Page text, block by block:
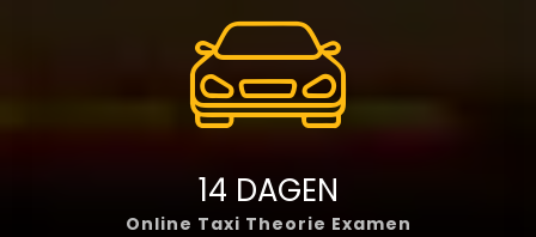
14 DAGEN
Online Taxi Theorie Examen